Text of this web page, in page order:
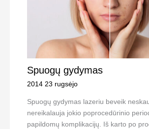
Spuogų gydymas
2014 23 rugsėjo
Spuogų gydymas lazeriu beveik
nereikalauja jokio poprocedūrinio
papildomų komplikacijų. Iš karto po